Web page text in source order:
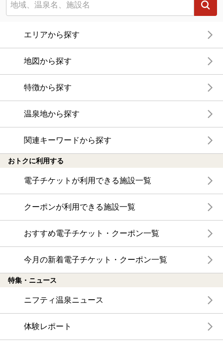
エリアから探す
地図から探す
特徴から探す
温泉地から探す
関連キーワードから探す
おトクに利用する
電子チケットが利用できる施設一覧
クーポンが利用できる施設一覧
おすすめ電子チケット・クーポン一覧
今月の新着電子チケット・クーポン一覧
特集・ニュース
ニフティ温泉ニュース
体験レポート